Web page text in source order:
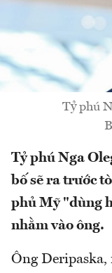
Tỷ phú
Tỷ phú Nga
bố sẽ ra trước
phủ Mỹ "dùng
nhằm vào ông.
Ông